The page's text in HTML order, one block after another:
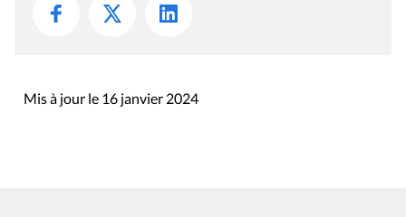
Mis à jour le 16 janvier 2024